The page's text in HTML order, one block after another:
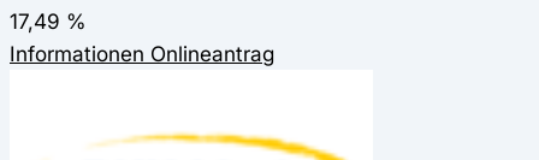
17,49 %
Informationen Onlineantrag